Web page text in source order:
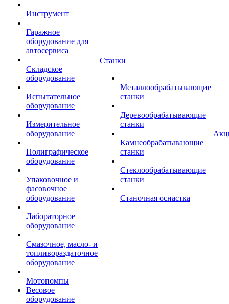
Инструмент
Гаражное
оборудование для
автосервиса
Складское
оборудование
Испытательное
оборудование
Измерительное
оборудование
Полиграфическое
оборудование
Упаковочное и
фасовочное
оборудование
Лабораторное
оборудование
Смазочное, масло- и
топливораздаточное
оборудование
Мотопомпы
Весовое
оборудование
Станки
Металлообрабатывающие
станки
Деревообрабатывающие
станки
Камнеобрабатывающие
станки
Стеклообрабатывающие
станки
Станочная оснастка